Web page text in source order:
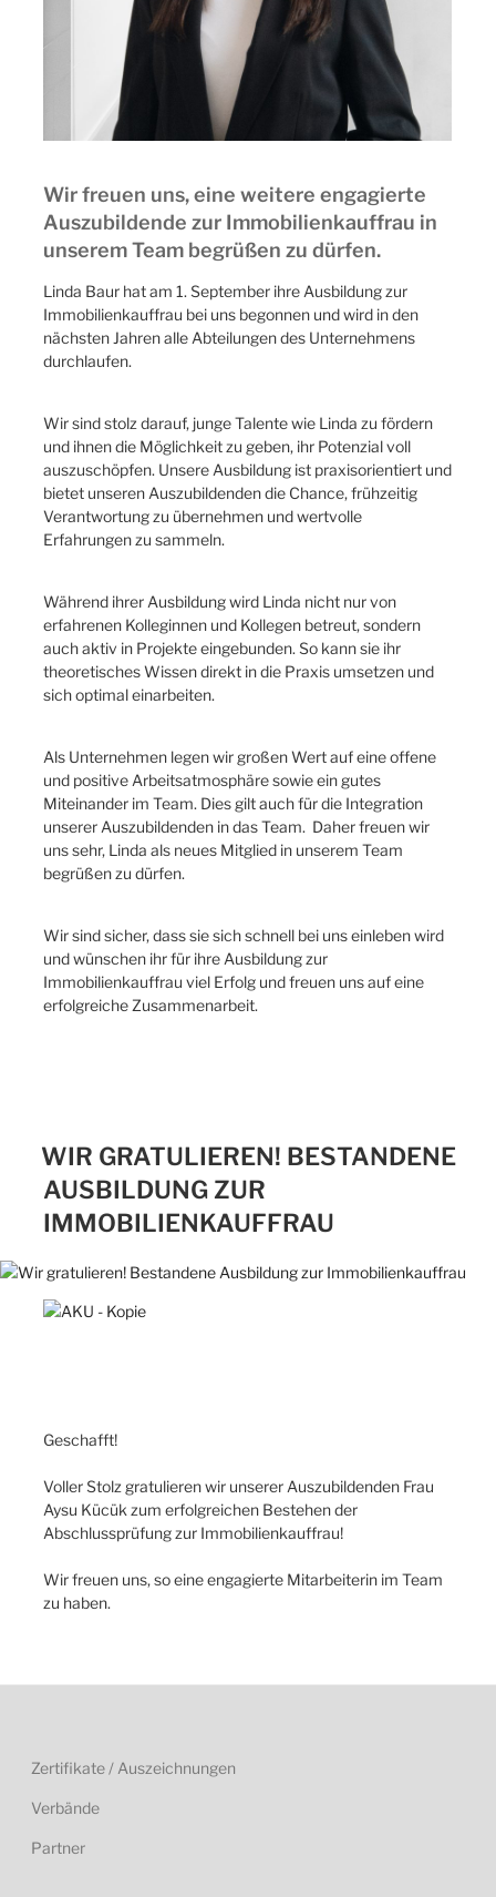
Wir freuen uns, eine weitere engagierte
Auszubildende zur Immobilienkauffrau in
unserem Team begrüßen zu dürfen.
Linda Baur hat am 1. September ihre Ausbildung zur
Immobilienkauffrau bei uns begonnen und wird in den
nächsten Jahren alle Abteilungen des Unternehmens
durchlaufen.
Wir sind stolz darauf, junge Talente wie Linda zu fördern
und ihnen die Möglichkeit zu geben, ihr Potenzial voll
auszuschöpfen. Unsere Ausbildung ist praxisorientiert und
bietet unseren Auszubildenden die Chance, frühzeitig
Verantwortung zu übernehmen und wertvolle
Erfahrungen zu sammeln.
Während ihrer Ausbildung wird Linda nicht nur von
erfahrenen Kolleginnen und Kollegen betreut, sondern
auch aktiv in Projekte eingebunden. So kann sie ihr
theoretisches Wissen direkt in die Praxis umsetzen und
sich optimal einarbeiten.
Als Unternehmen legen wir großen Wert auf eine offene
und positive Arbeitsatmosphäre sowie ein gutes
Miteinander im Team. Dies gilt auch für die Integration
unserer Auszubildenden in das Team. Daher freuen wir
uns sehr, Linda als neues Mitglied in unserem Team
begrüßen zu dürfen.
Wir sind sicher, dass sie sich schnell bei uns einleben wird
und wünschen ihr für ihre Ausbildung zur
Immobilienkauffrau viel Erfolg und freuen uns auf eine
erfolgreiche Zusammenarbeit.
WIR GRATULIEREN! BESTANDENE
AUSBILDUNG ZUR
IMMOBILIENKAUFFRAU
Geschafft!
Voller Stolz gratulieren wir unserer Auszubildenden Frau
Aysu Kücük zum erfolgreichen Bestehen der
Abschlussprüfung zur Immobilienkauffrau!
Wir freuen uns, so eine engagierte Mitarbeiterin im Team
zu haben.
Zertifikate / Auszeichnungen
Verbände
Partner